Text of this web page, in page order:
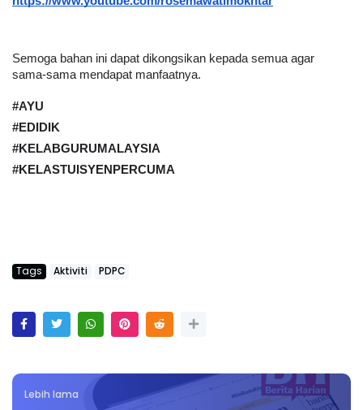
Semoga bahan ini dapat dikongsikan kepada semua agar
sama-sama mendapat manfaatnya.
#AYU
#EDIDIK
#KELABGURUMALAYSIA
#KELASTUISYENPERCUMA
Tags Aktiviti PDPC
Lebih lama